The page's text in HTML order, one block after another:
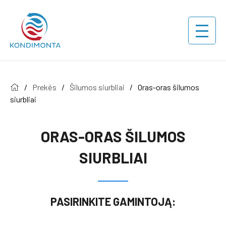
/ Prekės / Šilumos siurbliai / Oras-oras šilumos
siurbliai
ORAS-ORAS ŠILUMOS
SIURBLIAI
PASIRINKITE GAMINTOJĄ: